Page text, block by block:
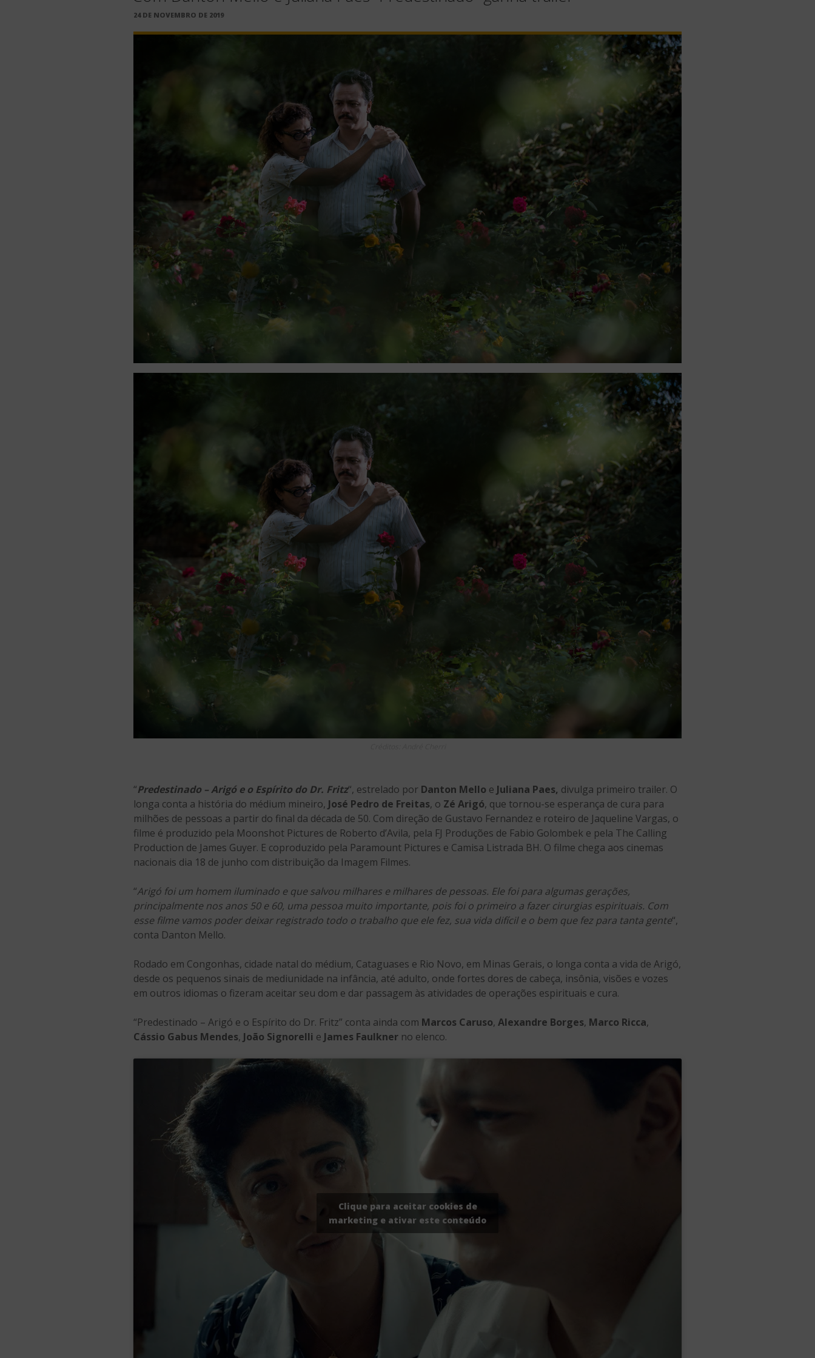
PUBLICADO
24 DE NOVEMBRO DE 2019
“Predestinado – Arigó e o Espírito do Dr. Fritz“, estrelado por Danton Mello e Juliana Paes, divulga primeiro trailer. O
longa conta a história do médium mineiro, José Pedro de Freitas, o Zé Arigó, que tornou-se esperança de cura para
milhões de pessoas a partir do final da década de 50. Com direção de Gustavo Fernandez e roteiro de Jaqueline Vargas, o
filme é produzido pela Moonshot Pictures de Roberto d’Avila, pela FJ Produções de Fabio Golombek e pela The Calling
Production de James Guyer. E coproduzido pela Paramount Pictures e Camisa Listrada BH. O filme chega aos cinemas
nacionais dia 18 de junho com distribuição da Imagem Filmes.
“Arigó foi um homem iluminado e que salvou milhares e milhares de pessoas. Ele foi para algumas gerações,
principalmente nos anos 50 e 60, uma pessoa muito importante, pois foi o primeiro a fazer cirurgias espirituais. Com
esse filme vamos poder deixar registrado todo o trabalho que ele fez, sua vida difícil e o bem que fez para tanta gente“,
conta Danton Mello.
Rodado em Congonhas, cidade natal do médium, Cataguases e Rio Novo, em Minas Gerais, o longa conta a vida de Arigó,
desde os pequenos sinais de mediunidade na infância, até adulto, onde fortes dores de cabeça, insônia, visões e vozes
em outros idiomas o fizeram aceitar seu dom e dar passagem às atividades de operações espirituais e cura.
“Predestinado – Arigó e o Espírito do Dr. Fritz” conta ainda com Marcos Caruso, Alexandre Borges, Marco Ricca,
Cássio Gabus Mendes, João Signorelli e James Faulkner no elenco.
Clique para aceitar cookies de
marketing e ativar este conteúdo